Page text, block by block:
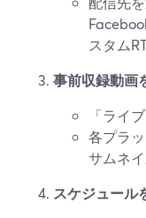
スタム
事前収録動画
「ライ
各プラ
サムネイ
スケジュール